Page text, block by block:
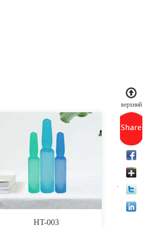
HT-003
верхний